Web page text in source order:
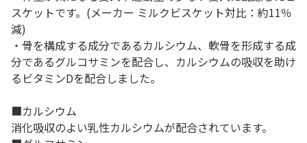
スケットです。(メーカー ミルクビスケット対比：約11％
減)
・骨を構成する成分であるカルシウム、軟骨を形成する成
分であるグルコサミンを配合し、カルシウムの吸収を助け
るビタミンDを配合しました。
■カルシウム
消化吸収のよい乳性カルシウムが配合されています。